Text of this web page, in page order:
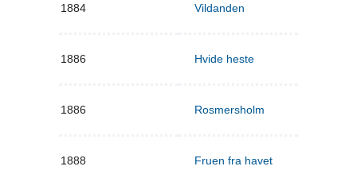
1884 Vildanden
1886 Hvide heste
1886 Rosmersholm
1888 Fruen fra havet